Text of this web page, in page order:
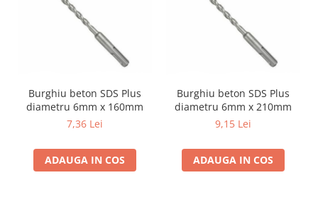
Burghiu beton SDS Plus
diametru 6mm x 160mm
7,36 Lei
ADAUGA IN COS
Burghiu beton SDS Plus
diametru 6mm x 210mm
9,15 Lei
ADAUGA IN COS